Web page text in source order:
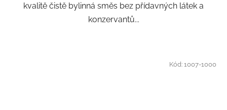
kvalitě čistě bylinná směs bez přídavných látek a
konzervantů...
Kód:1007-1000